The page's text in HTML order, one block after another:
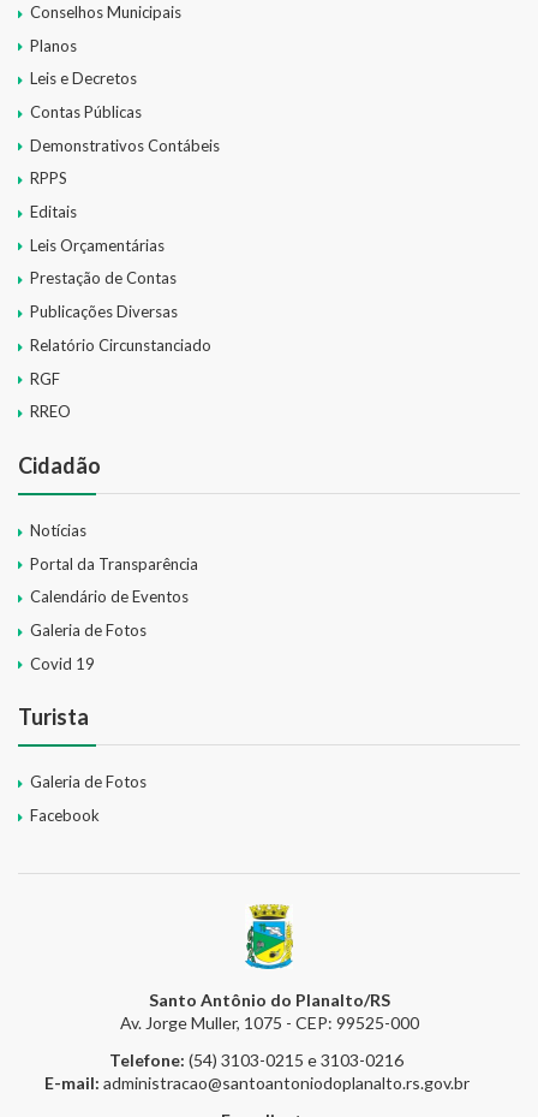
Conselhos Municipais
Planos
Leis e Decretos
Contas Públicas
Demonstrativos Contábeis
RPPS
Editais
Leis Orçamentárias
Prestação de Contas
Publicações Diversas
Relatório Circunstanciado
RGF
RREO
Cidadão
Notícias
Portal da Transparência
Calendário de Eventos
Galeria de Fotos
Covid 19
Turista
Galeria de Fotos
Facebook
Santo Antônio do Planalto/RS
Av. Jorge Muller, 1075 - CEP: 99525-000
Telefone: (54) 3103-0215 e 3103-0216
E-mail: administracao@santoantoniodoplanalto.rs.gov.br